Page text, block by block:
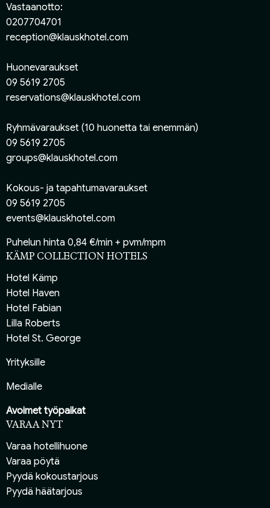
Vastaanotto:
0207704701
reception@klauskhotel.com
Huonevaraukset
09 5619 2705
reservations@klauskhotel.com
Ryhmävaraukset (10 huonetta tai enemmän)
09 5619 2705
groups@klauskhotel.com
Kokous- ja tapahtumavaraukset
09 5619 2705
events@klauskhotel.com
Puhelun hinta 0,84 €/min + pvm/mpm
KÄMP COLLECTION HOTELS
Hotel Kämp
Hotel Haven
Hotel Fabian
Lilla Roberts
Hotel St. George
Yrityksille
Medialle
Avoimet työpaikat
VARAA NYT
Varaa hotellihuone
Varaa pöytä
Pyydä kokoustarjous
Pyydä häätarjous